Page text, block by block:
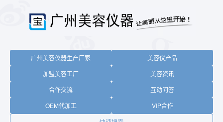
广州美容仪器生产厂家
美容仪产品
加盟美容工厂
美容资讯
合作交流
互动问答
OEM代加工
VIP合作